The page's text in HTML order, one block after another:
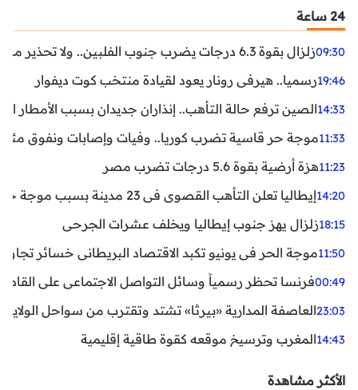
24 ساعة
09:30زلزال بقوة 6.3 درجات يضرب جنوب الفلبين.. ولا تحذير من تسونامي حتى الآن
19:46رسميا.. هيرفي رونار يعود لقيادة منتخب كوت ديفوار
14:33الصين ترفع حالة التأهب.. إنذاران جديدان بسبب الأمطار
11:33موجة حر قاسية تضرب كوريا.. وفيات وإصابات ونفوق مئات
11:23هزة أرضية بقوة 5.6 درجات تضرب مصر
14:20إيطاليا تعلن التأهب القصوى في 23 مدينة بسبب موجة حر شديدة
18:15زلزال يهز جنوب إيطاليا ويخلف عشرات الجرحى
11:50موجة الحر في يونيو تكبد الاقتصاد البريطاني خسائر تجاوزت 1.5 مليار
00:49فرنسا تحظر رسمياً وسائل التواصل الاجتماعي على القاصرين
23:03العاصفة المدارية «بيرثا» تشتد وتقترب من سواحل
14:43المغرب وترسيخ موقعه كقوة طاقية إقليمية
الأكثر مشاهدة